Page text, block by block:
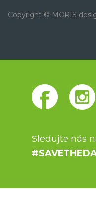
Copyright © MORIS
Sledujte nás